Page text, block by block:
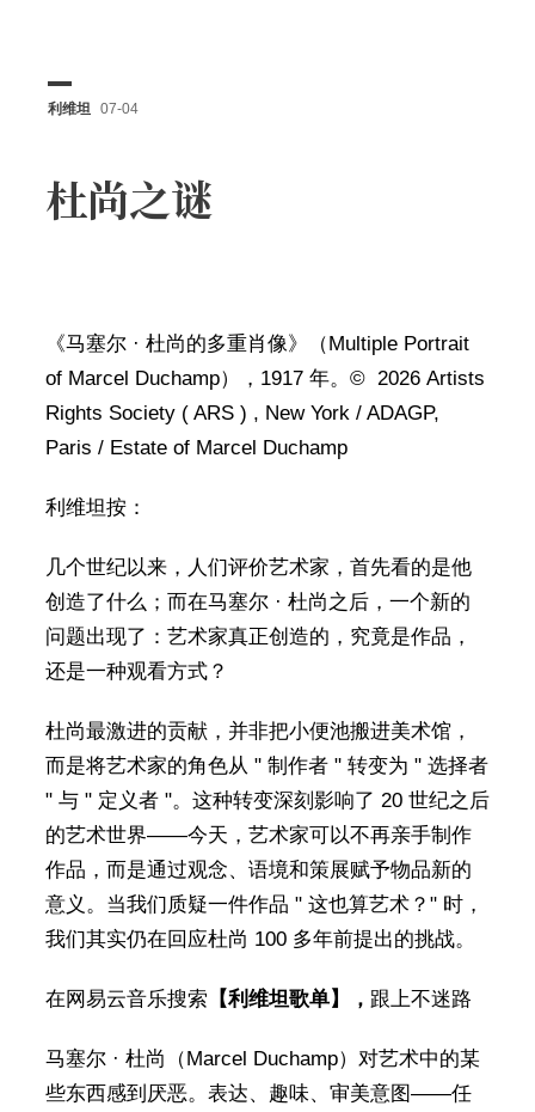
利维坦 07-04
杜尚之谜
《马塞尔 · 杜尚的多重肖像》（Multiple Portrait
of Marcel Duchamp），1917 年。© 2026 Artists
Rights Society ( ARS ) , New York / ADAGP,
Paris / Estate of Marcel Duchamp
利维坦按：
几个世纪以来，人们评价艺术家，首先看的是他
创造了什么；而在马塞尔 · 杜尚之后，一个新的
问题出现了：艺术家真正创造的，究竟是作品，
还是一种观看方式？
杜尚最激进的贡献，并非把小便池搬进美术馆，
而是将艺术家的角色从 " 制作者 " 转变为 " 选择者
" 与 " 定义者 "。这种转变深刻影响了 20 世纪之后
的艺术世界——今天，艺术家可以不再亲手制作
作品，而是通过观念、语境和策展赋予物品新的
意义。当我们质疑一件作品 " 这也算艺术？" 时，
我们其实仍在回应杜尚 100 多年前提出的挑战。
在网易云音乐搜索 【利维坦歌单】 ， 跟上不迷路
马塞尔 · 杜尚（Marcel Duchamp）对艺术中的某
些东西感到厌恶。表达、趣味、审美意图——任